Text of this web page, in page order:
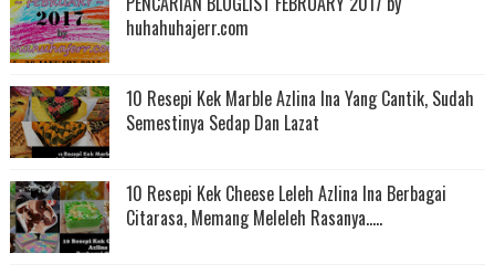
huhahuhajerr.com
10 Resepi Kek Marble Azlina Ina Yang Cantik, Sudah
Semestinya Sedap Dan Lazat
10 Resepi Kek Cheese Leleh Azlina Ina Berbagai
Citarasa, Memang Meleleh Rasanya.....